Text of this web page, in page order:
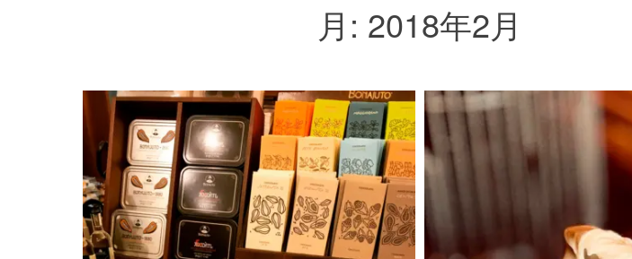
月: 2018年2月